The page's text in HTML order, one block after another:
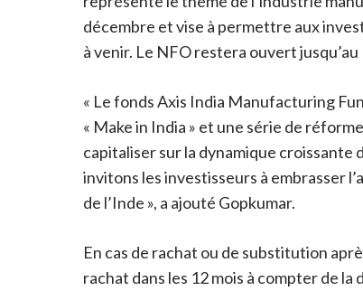
décembre et vise à permettre aux
à venir. Le NFO restera ouvert
« Le fonds Axis India Manufacturing
« Make in India » et une série de
capitaliser sur la dynamique croissante
invitons les investisseurs à embrasser
de l’Inde », a ajouté Gopkumar.
En cas de rachat ou de substitution
rachat dans les 12 mois à compter de